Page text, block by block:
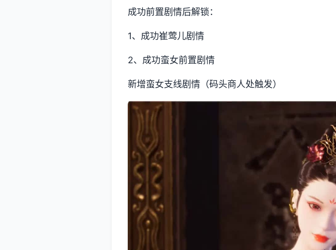
成功前置剧情后解锁：
1、成功崔莺儿剧情
2、成功蛮女前置剧情
新增蛮女支线剧情（码头商人处触发）